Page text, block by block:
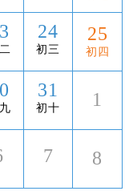
24
初三
25
初四
31
初十 1
7 8